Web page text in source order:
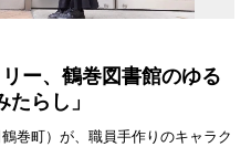
ー、鶴巻図書館のゆる
らし」
巻町）が、職員手作りのキャラク